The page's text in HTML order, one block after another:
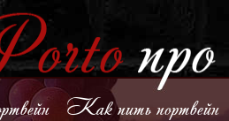
Как пить портвейн